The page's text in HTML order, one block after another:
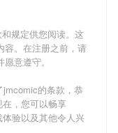
规定供您阅读。这
容。在注册之前，请
意遵守。
jmcomic的条款，恭
，您可以畅享
验以及其他令人兴